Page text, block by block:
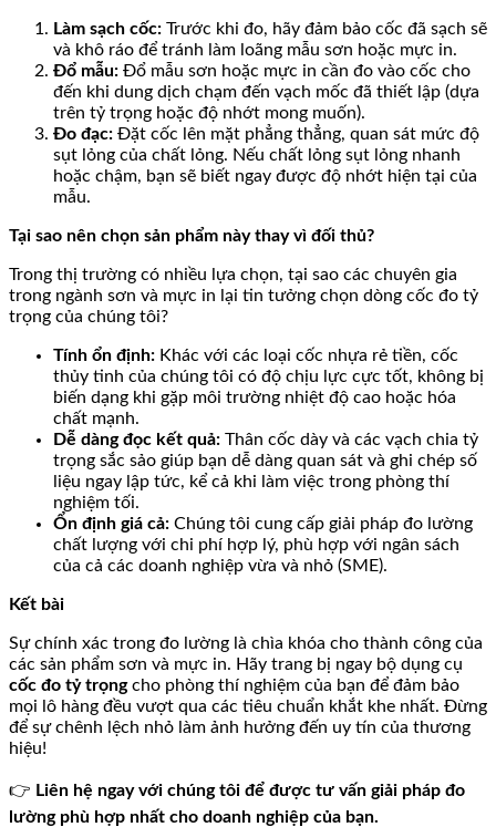
Làm sạch cốc: Trước khi đo, hãy đảm bảo cốc đã sạch sẽ
và khô ráo để tránh làm loãng mẫu sơn hoặc mực in.
Đổ mẫu: Đổ mẫu sơn hoặc mực in cần đo vào cốc cho
đến khi dung dịch chạm đến vạch mốc đã thiết lập (dựa
trên tỷ trọng hoặc độ nhớt mong muốn).
Đo đạc: Đặt cốc lên mặt phẳng thẳng, quan sát mức độ
sụt lỏng của chất lỏng. Nếu chất lỏng sụt lỏng nhanh
hoặc chậm, bạn sẽ biết ngay được độ nhớt hiện tại của
mẫu.
Tại sao nên chọn sản phẩm này thay vì đối thủ?
Trong thị trường có nhiều lựa chọn, tại sao các chuyên gia
trong ngành sơn và mực in lại tin tưởng chọn dòng cốc đo tỷ
trọng của chúng tôi?
Tính ổn định: Khác với các loại cốc nhựa rẻ tiền, cốc
thủy tinh của chúng tôi có độ chịu lực cực tốt, không bị
biến dạng khi gặp môi trường nhiệt độ cao hoặc hóa
chất mạnh.
Dễ dàng đọc kết quả: Thân cốc dày và các vạch chia tỷ
trọng sắc sảo giúp bạn dễ dàng quan sát và ghi chép số
liệu ngay lập tức, kể cả khi làm việc trong phòng thí
nghiệm tối.
Ổn định giá cả: Chúng tôi cung cấp giải pháp đo lường
chất lượng với chi phí hợp lý, phù hợp với ngân sách
của cả các doanh nghiệp vừa và nhỏ (SME).
Kết bài
Sự chính xác trong đo lường là chìa khóa cho thành công của
các sản phẩm sơn và mực in. Hãy trang bị ngay bộ dụng cụ
cốc đo tỷ trọngcho phòng thí nghiệm của bạn để đảm bảo
mọi lô hàng đều vượt qua các tiêu chuẩn khắt khe nhất. Đừng
để sự chênh lệch nhỏ làm ảnh hưởng đến uy tín của thương
hiệu!
👉 Liên hệ ngay với chúng tôi để được tư vấn giải pháp đo
lường phù hợp nhất cho doanh nghiệp của bạn.